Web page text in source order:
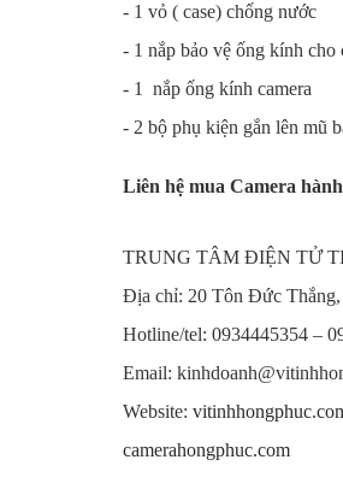
- 1 vỏ ( case) chống nước
- 1 nắp bảo vệ ống kính cho
- 1 nắp ống kính camera
- 2 bộ phụ kiện gắn lên mũ
Liên hệ mua Camera
TRUNG TÂM ĐIỆN TỬ
Địa chỉ: 20 Tôn Đức
Hotline/tel: 0934445354 –
Email:
Website:
camerahongphuc.com